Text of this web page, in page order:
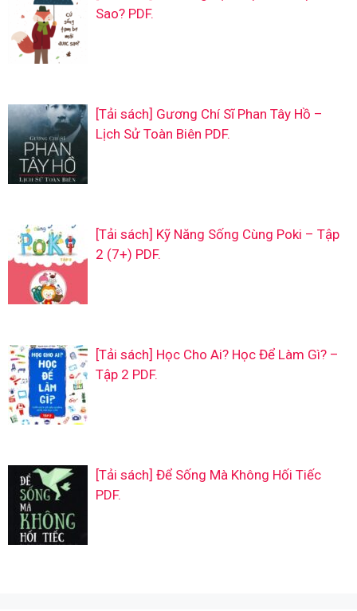
Sao? PDF.
[Tải sách] Gương Chí Sĩ Phan Tây Hồ –
Lịch Sử Toàn Biên PDF.
[Tải sách] Kỹ Năng Sống Cùng Poki – Tập
2 (7+) PDF.
[Tải sách] Học Cho Ai? Học Để Làm Gì? –
Tập 2 PDF.
[Tải sách] Để Sống Mà Không Hối Tiếc
PDF.